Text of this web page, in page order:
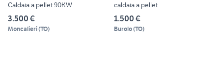
Caldaia a pellet 90KW
3.500 €
Moncalieri(TO)
caldaia a pellet
1.500 €
Burolo(TO)